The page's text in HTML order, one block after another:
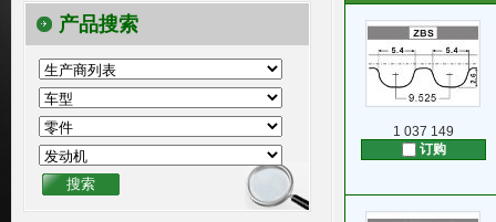
订购
1 037 149
产品搜索